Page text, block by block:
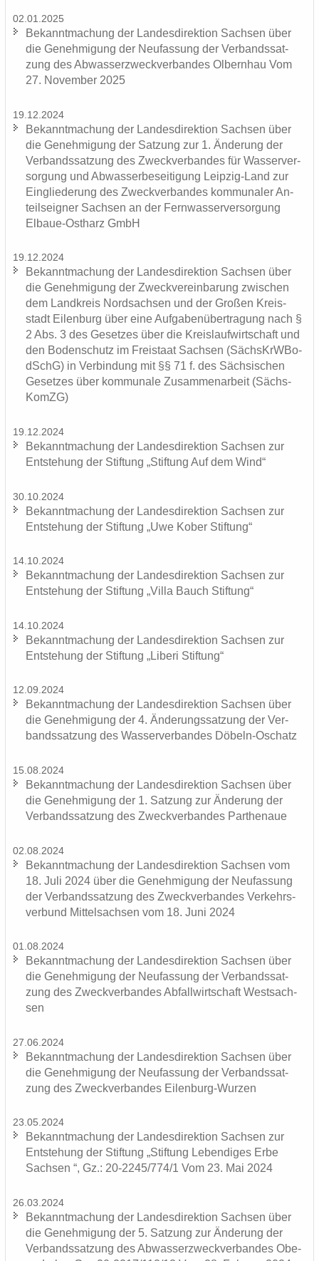
02.01.2025
Be­kannt­ma­chung der Lan­des­di­rek­ti­on Sach­sen über
die Ge­neh­mi­gung der Neu­fas­sung der Ver­bands­sat­
zung des Ab­was­ser­zweck­ver­ban­des Ol­bern­hau Vom
27. No­vem­ber 2025
19.12.2024
Be­kannt­ma­chung der Lan­des­di­rek­ti­on Sach­sen über
die Ge­neh­mi­gung der Sat­zung zur 1. Än­de­rung der
Ver­bands­sat­zung des Zweck­ver­ban­des für Was­ser­ver­
sor­gung und Ab­was­ser­be­sei­ti­gung Leipzig-​Land zur
Ein­glie­de­rung des Zweck­ver­ban­des kom­mu­na­ler An­
teils­eig­ner Sach­sen an der Fern­was­ser­ver­sor­gung
Elbaue-​Ostharz GmbH
19.12.2024
Be­kannt­ma­chung der Lan­des­di­rek­ti­on Sach­sen über
die Ge­neh­mi­gung der Zweck­ver­ein­ba­rung zwi­schen
dem Land­kreis Nord­sach­sen und der Gro­ßen Kreis­
stadt Ei­len­burg über eine Auf­ga­ben­über­tra­gung nach §
2 Abs. 3 des Ge­set­zes über die Kreis­lauf­wirt­schaft und
den Bo­den­schutz im Frei­staat Sach­sen (Sächs­KrW­Bo­
dSchG) in Ver­bin­dung mit §§ 71 f. des Säch­si­schen
Ge­set­zes über kom­mu­na­le Zu­sam­men­ar­beit (Sächs­
KomZG)
19.12.2024
Be­kannt­ma­chung der Lan­des­di­rek­ti­on Sach­sen zur
Ent­ste­hung der Stif­tung „Stif­tung Auf dem Wind“
30.10.2024
Be­kannt­ma­chung der Lan­des­di­rek­ti­on Sach­sen zur
Ent­ste­hung der Stif­tung „Uwe Kober Stif­tung“
14.10.2024
Be­kannt­ma­chung der Lan­des­di­rek­ti­on Sach­sen zur
Ent­ste­hung der Stif­tung „Villa Bauch Stif­tung“
14.10.2024
Be­kannt­ma­chung der Lan­des­di­rek­ti­on Sach­sen zur
Ent­ste­hung der Stif­tung „Li­be­ri Stif­tung“
12.09.2024
Be­kannt­ma­chung der Lan­des­di­rek­ti­on Sach­sen über
die Ge­neh­mi­gung der 4. Än­de­rungs­sat­zung der Ver­
bands­sat­zung des Was­ser­ver­ban­des Döbeln-​Oschatz
15.08.2024
Be­kannt­ma­chung der Lan­des­di­rek­ti­on Sach­sen über
die Ge­neh­mi­gung der 1. Sat­zung zur Än­de­rung der
Ver­bands­sat­zung des Zweck­ver­ban­des Par­the­naue
02.08.2024
Be­kannt­ma­chung der Lan­des­di­rek­ti­on Sach­sen vom
18. Juli 2024 über die Ge­neh­mi­gung der Neu­fas­sung
der Ver­bands­sat­zung des Zweck­ver­ban­des Ver­kehrs­
ver­bund Mit­tel­sach­sen vom 18. Juni 2024
01.08.2024
Be­kannt­ma­chung der Lan­des­di­rek­ti­on Sach­sen über
die Ge­neh­mi­gung der Neu­fas­sung der Ver­bands­sat­
zung des Zweck­ver­ban­des Ab­fall­wirt­schaft West­sach­
sen
27.06.2024
Be­kannt­ma­chung der Lan­des­di­rek­ti­on Sach­sen über
die Ge­neh­mi­gung der Neu­fas­sung der Ver­bands­sat­
zung des Zweck­ver­ban­des Eilenburg-​Wurzen
23.05.2024
Be­kannt­ma­chung der Lan­des­di­rek­ti­on Sach­sen zur
Ent­ste­hung der Stif­tung „Stif­tung Le­ben­di­ges Erbe
Sach­sen “, Gz.: 20-2245/774/1 Vom 23. Mai 2024
26.03.2024
Be­kannt­ma­chung der Lan­des­di­rek­ti­on Sach­sen über
die Ge­neh­mi­gung der 5. Sat­zung zur Än­de­rung der
Ver­bands­sat­zung des Ab­was­ser­zweck­ver­ban­des Obe­